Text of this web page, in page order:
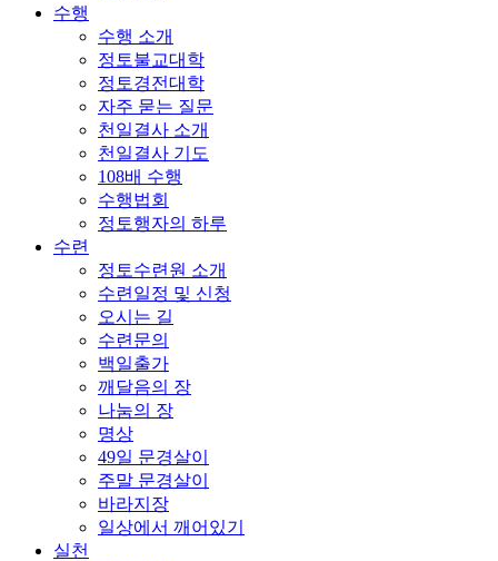
수행
수행 소개
정토불교대학
정토경전대학
자주 묻는 질문
천일결사 소개
천일결사 기도
108배 수행
수행법회
정토행자의 하루
수련
정토수련원 소개
수련일정 및 신청
오시는 길
수련문의
백일출가
깨달음의 장
나눔의 장
명상
49일 문경살이
주말 문경살이
바라지장
일상에서 깨어있기
실천